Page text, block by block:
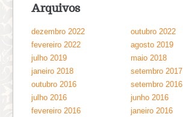
Arquivos
dezembro 2022
outubro 2022
fevereiro 2022
agosto 2019
julho 2019
maio 2018
janeiro 2018
setembro 2017
outubro 2016
setembro 2016
julho 2016
junho 2016
fevereiro 2016
janeiro 2016